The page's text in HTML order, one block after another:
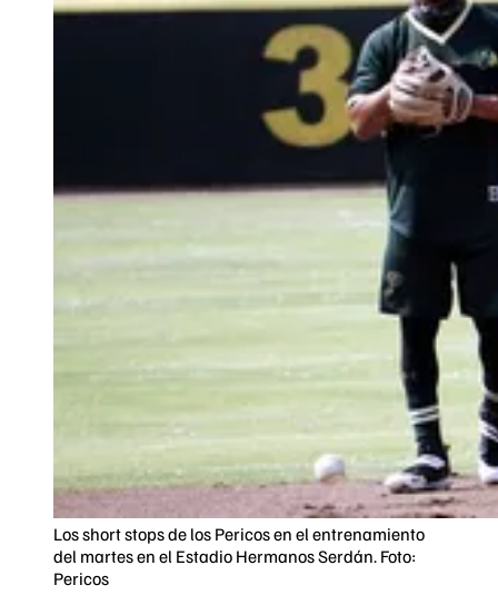
Los short stops de los Pericos en el entrenamiento
del martes en el Estadio Hermanos Serdán. Foto:
Pericos